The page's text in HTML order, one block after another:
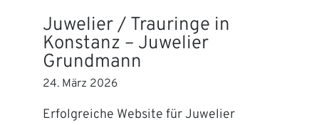
Juwelier / Trauringe in
Konstanz – Juwelier
Grundmann
24. März 2026
Erfolgreiche Website für Juwelier